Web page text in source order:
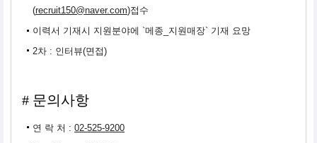
(recruit150@naver.com)접수
이력서 기재시 지원분야에 `메종_지원매장` 기재 요망
2차 : 인터뷰(면접)
# 문의사항
연 락 처 : 02-525-9200